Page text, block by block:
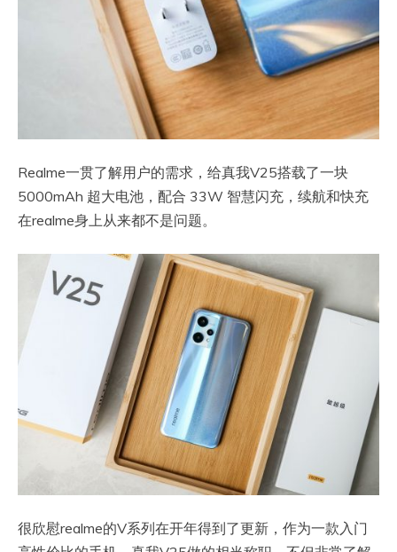
Realme一贯了解用户的需求，给真我V25搭载了一块
5000mAh 超大电池，配合 33W 智慧闪充，续航和快充
在realme身上从来都不是问题。
很欣慰realme的V系列在开年得到了更新，作为一款入门